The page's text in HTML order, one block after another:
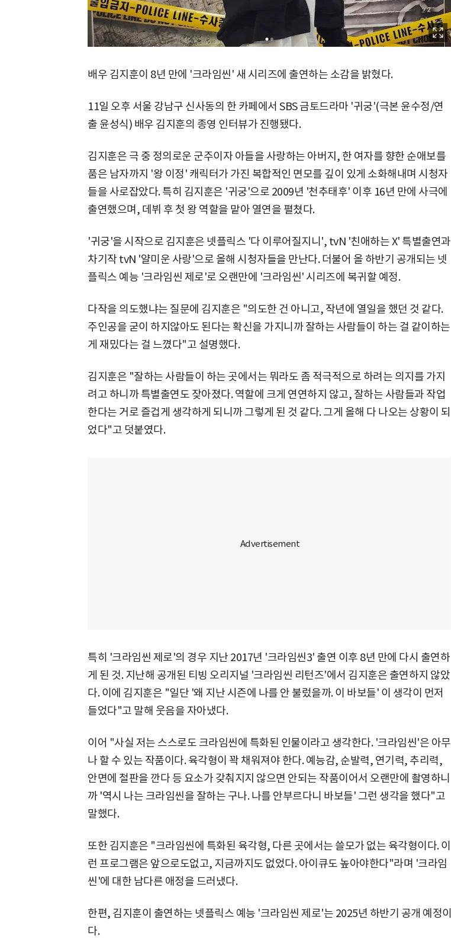
배우 김지훈이 8년 만에 '크라임씬' 새 시리즈에 출연하는 소감을 밝혔다.
11일 오후 서울 강남구 신사동의 한 카페에서 SBS 금토드라마 '귀궁'(극본 윤수정/연
출 윤성식) 배우 김지훈의 종영 인터뷰가 진행됐다.
김지훈은 극 중 정의로운 군주이자 아들을 사랑하는 아버지, 한 여자를 향한 순애보를
품은 남자까지 '왕 이정' 캐릭터가 가진 복합적인 면모를 깊이 있게 소화해내며 시청자
들을 사로잡았다. 특히 김지훈은 '귀궁'으로 2009년 '천추태후' 이후 16년 만에 사극에
출연했으며, 데뷔 후 첫 왕 역할을 맡아 열연을 펼쳤다.
'귀궁'을 시작으로 김지훈은 넷플릭스 '다 이루어질지니', tvN '친애하는 X' 특별출연과
차기작 tvN '얄미운 사랑'으로 올해 시청자들을 만난다. 더불어 올 하반기 공개되는 넷
플릭스 예능 '크라임씬 제로'로 오랜만에 '크라임씬' 시리즈에 복귀할 예정.
다작을 의도했냐는 질문에 김지훈은 "의도한 건 아니고, 작년에 열일을 했던 것 같다.
주인공을 굳이 하지않아도 된다는 확신을 가지니까 잘하는 사람들이 하는 걸 같이하는
게 재밌다는 걸 느꼈다"고 설명했다.
김지훈은 "잘하는 사람들이 하는 곳에서는 뭐라도 좀 적극적으로 하려는 의지를 가지
려고 하니까 특별출연도 잦아졌다. 역할에 크게 연연하지 않고, 잘하는 사람들과 작업
한다는 거로 즐겁게 생각하게 되니까 그렇게 된 것 같다. 그게 올해 다 나오는 상황이 되
었다"고 덧붙였다.
특히 '크라임씬 제로'의 경우 지난 2017년 '크라임씬3' 출연 이후 8년 만에 다시 출연하
게 된 것. 지난해 공개된 티빙 오리지널 '크라임씬 리턴즈'에서 김지훈은 출연하지 않았
다. 이에 김지훈은 "일단 '왜 지난 시즌에 나를 안 불렀을까. 이 바보들' 이 생각이 먼저
들었다"고 말해 웃음을 자아냈다.
이어 "사실 저는 스스로도 크라임씬에 특화된 인물이라고 생각한다. '크라임씬'은 아무
나 할 수 있는 작품이다. 육각형이 꽉 채워져야 한다. 예능감, 순발력, 연기력, 추리력,
안면에 철판을 깐다 등 요소가 갖춰지지 않으면 안되는 작품이어서 오랜만에 촬영하니
까 '역시 나는 크라임씬을 잘하는 구나. 나를 안부르다니 바보들' 그런 생각을 했다"고
말했다.
또한 김지훈은 "크라임씬에 특화된 육각형, 다른 곳에서는 쓸모가 없는 육각형이다. 이
런 프로그램은 앞으로도없고, 지금까지도 없었다. 아이큐도 높아야한다"라며 '크라임
씬'에 대한 남다른 애정을 드러냈다.
한편, 김지훈이 출연하는 넷플릭스 예능 '크라임씬 제로'는 2025년 하반기 공개 예정이
다.